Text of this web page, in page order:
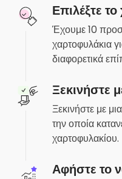
Επιλέξτε
Έχουμε 10
χαρτοφυλάκια
διαφορετικά
Ξεκινήστε
Ξεκινήστε με
την οποία
χαρτοφυλακίου.
Αφήστε το